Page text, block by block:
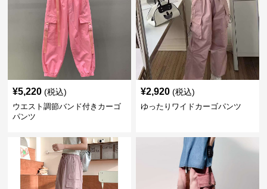
¥5,220 (税込)
ウエスト調節バンド付きカーゴ
パンツ
¥2,920 (税込)
ゆったりワイドカーゴパンツ